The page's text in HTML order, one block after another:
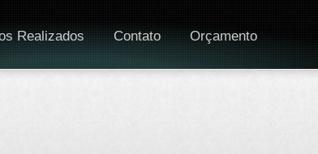
Realizados Contato Orçamento